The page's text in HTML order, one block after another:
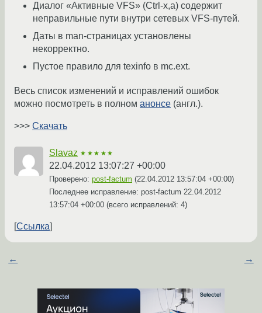
Диалог «Активные VFS» (Ctrl-x,a) содержит
неправильные пути внутри сетевых VFS-путей.
Даты в man-страницах установлены
некорректно.
Пустое правило для texinfo в mc.ext.
Весь список изменений и исправлений ошибок
можно посмотреть в полном анонсе (англ.).
>>> Скачать
Slavaz ★★★★★
22.04.2012 13:07:27 +00:00
Проверено: post-factum (22.04.2012 13:57:04 +00:00)
Последнее исправление: post-factum 22.04.2012
13:57:04 +00:00 (всего исправлений: 4)
Ссылка
← →